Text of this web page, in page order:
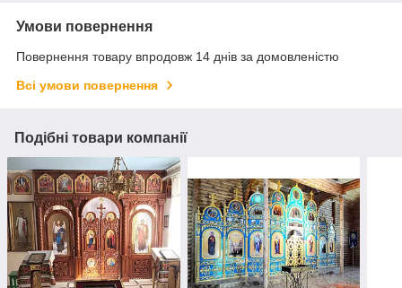
Умови повернення
Повернення товару впродовж 14 днів за домовленістю
Всі умови повернення
Подібні товари компанії